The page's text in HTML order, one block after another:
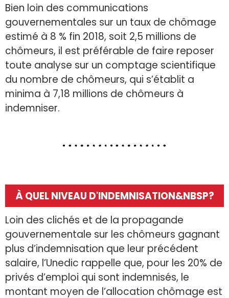
Bien loin des communications
gouvernementales sur un taux de chômage
estimé à 8 % fin 2018, soit 2,5 millions de
chômeurs, il est préférable de faire reposer
toute analyse sur un comptage scientifique
du nombre de chômeurs, qui s’établit a
minima à 7,18 millions de chômeurs à
indemniser.
À QUEL NIVEAU D'INDEMNISATION&NBSP?
Loin des clichés et de la propagande
gouvernementale sur les chômeurs gagnant
plus d’indemnisation que leur précédent
salaire, l’Unedic rappelle que, pour les 20% de
privés d’emploi qui sont indemnisés, le
montant moyen de l’allocation chômage est